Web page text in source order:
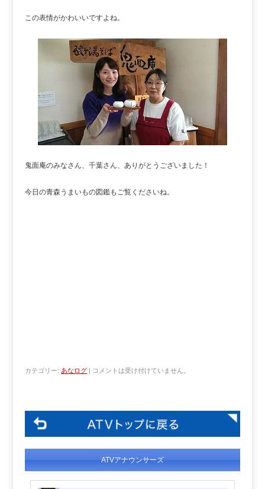
この表情がかわいいですよね。
鬼面庵のみなさん、千葉さん、ありがとうございました！
今日の青森うまいもの図鑑もご覧くださいね。
カテゴリー: あなログ コメントは受け付けていません。
ATVアナウンサーズ